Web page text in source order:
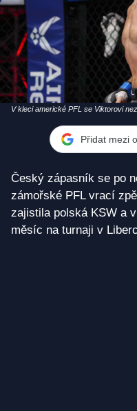
V kleci americké PFL se Viktorovi
Přidat mezi
Český zápasník se po
zámořské PFL vrací
zajistila polská KSW a
měsíc na turnaji v